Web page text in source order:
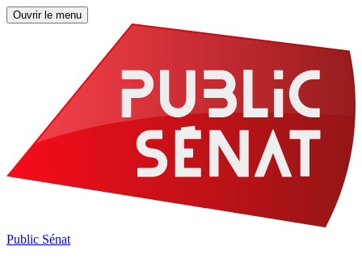
Ouvrir le menu
Public Sénat